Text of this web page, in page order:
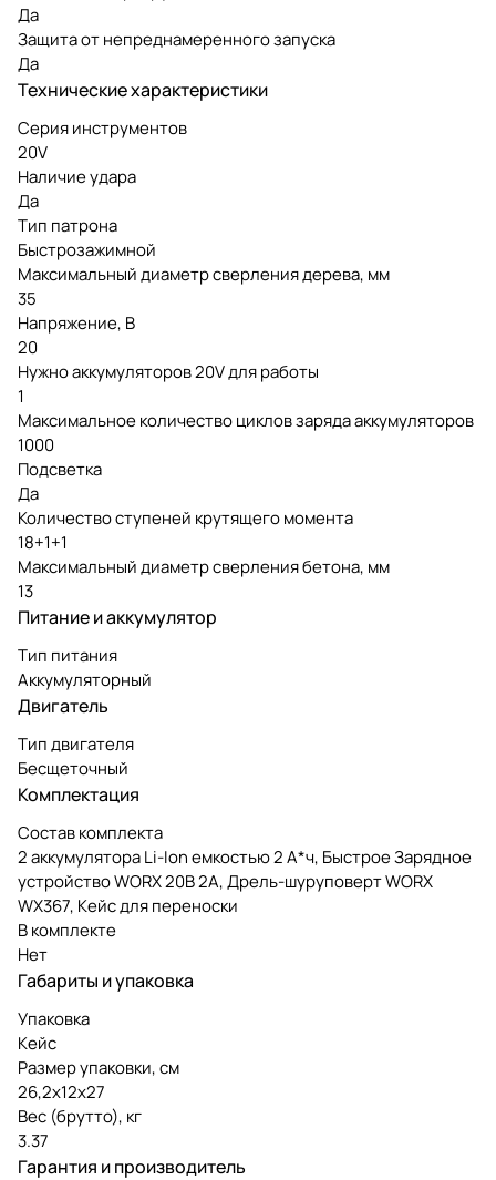
Да
Защита от непреднамеренного запуска
Да
Технические характеристики
Серия инструментов
20V
Наличие удара
Да
Тип патрона
Быстрозажимной
Максимальный диаметр сверления дерева, мм
35
Напряжение, В
20
Нужно аккумуляторов 20V для работы
1
Максимальное количество циклов заряда аккумуляторов
1000
Подсветка
Да
Количество ступеней крутящего момента
18+1+1
Максимальный диаметр сверления бетона, мм
13
Питание и аккумулятор
Тип питания
Аккумуляторный
Двигатель
Тип двигателя
Бесщеточный
Комплектация
Состав комплекта
2 аккумулятора Li-Ion емкостью 2 А*ч, Быстрое Зарядное
устройство WORX 20В 2A, Дрель-шуруповерт WORX
WX367, Кейс для переноски
В комплекте
Нет
Габариты и упаковка
Упаковка
Кейс
Размер упаковки, см
26,2х12х27
Вес (брутто), кг
3.37
Гарантия и производитель